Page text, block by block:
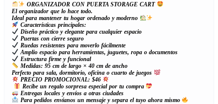
ORGANIZADOR CON PUERTA STORAGE CART
El organizador que lo hace todo.
Ideal para mantener tu hogar ordenado y moderno
Características principales:
Diseño práctico y elegante para cualquier espacio
Puertas con cierre seguro
Ruedas resistentes para moverlo fácilmente
Amplio espacio para herramientas, juguetes, ropa o documentos
Estructura firme y funcional
Medidas: 95 cm de largo × 40 cm de ancho
Perfecto para sala, dormitorio, oficina o cuarto de juegos
PRECIO PROMOCIONAL: $46
Recibe un regalo sorpresa especial por tu compra
Entregas locales y envíos a otras ciudades
Para pedidos envíanos un mensaje y separa el tuyo ahora mismo